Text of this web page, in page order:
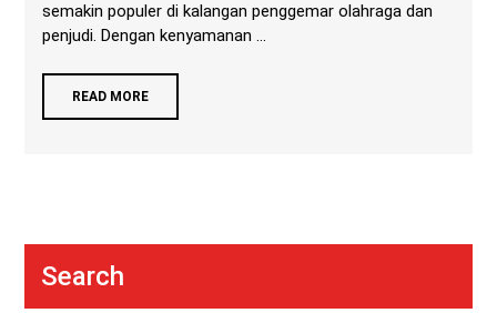
semakin populer di kalangan penggemar olahraga dan
penjudi. Dengan kenyamanan ...
READ MORE
Search